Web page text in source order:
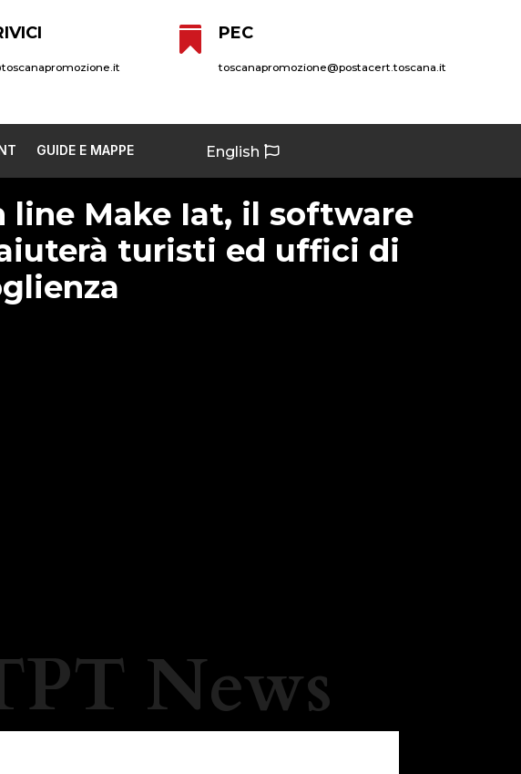
 PEC
toscanapromozione@postacert.toscana.it
GUIDE E MAPPE English
News
line Make Iat, il software
turisti ed uffici di